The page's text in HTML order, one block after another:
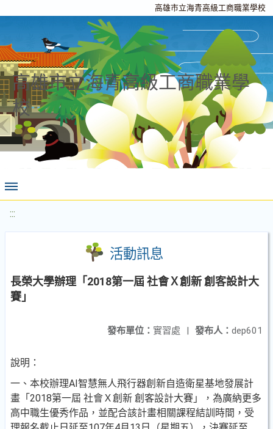
高雄市立海青高級工商職業學校
高雄市立海青高級工商職業學
校
:::
活動訊息
長榮大學辦理「2018第一屆 社會Ｘ創新 創客設計大
賽」
發布人： dep601
發布單位： 實習處 |
說明：
一、本校辦理AI智慧無人飛行器創新自造衛星基地發展計
畫「2018第一屆 社會Ｘ創新 創客設計大賽」，為廣納更多
高中職生優秀作品，並配合該計畫相關課程結訓時間，受